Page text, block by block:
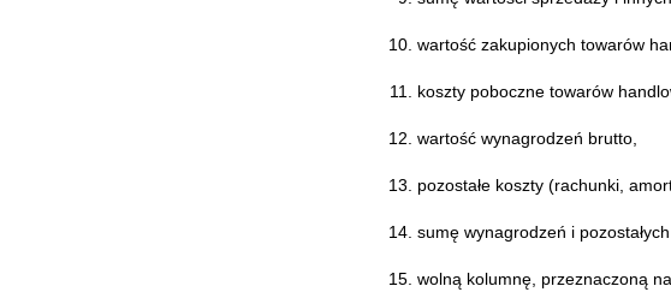
wartość zakupionych towarów
koszty poboczne towarów
wartość wynagrodzeń brutto,
pozostałe koszty (rachunki,
sumę wynagrodzeń i
wolną kolumnę, przeznaczoną